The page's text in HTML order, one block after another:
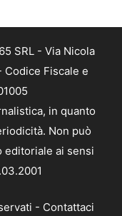
SRL - Via Nicola
Codice Fiscale e
in quanto
Non può
editoriale ai sensi
- Contattaci